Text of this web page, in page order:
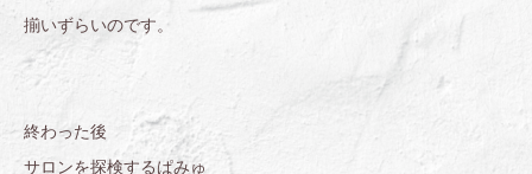
揃いずらいのです。
終わった後
サロンを探検するぱみゅ